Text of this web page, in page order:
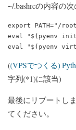
~/.bashrcの内容の
export PATH="/
eval "$(pyenv
((VPSでつくる)
字列(*1)に該当)
最後にリブートし
てください。